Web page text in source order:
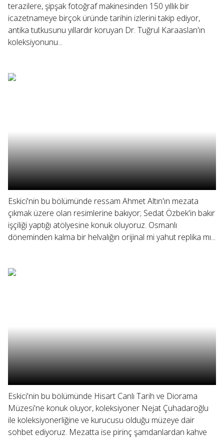
terazilere, şipşak fotoğraf makinesinden 150 yıllık bir
icazetnameye birçok üründe tarihin izlerini takip ediyor,
antika tutkusunu yıllardır koruyan Dr. Tuğrul Karaaslan'ın
koleksiyonunu...
Eskici'nin bu bölümünde ressam Ahmet Altın'ın mezata
çıkmak üzere olan resimlerine bakıyor; Sedat Özbek'in bakır
işçiliği yaptığı atölyesine konuk oluyoruz. Osmanlı
döneminden kalma bir helvalığın orijinal mi yahut replika mı...
Eskici'nin bu bölümünde Hisart Canlı Tarih ve Diorama
Müzesi'ne konuk oluyor, koleksiyoner Nejat Çuhadaroğlu
ile koleksiyonerliğine ve kurucusu olduğu müzeye dair
sohbet ediyoruz. Mezatta ise pirinç şamdanlardan kahve